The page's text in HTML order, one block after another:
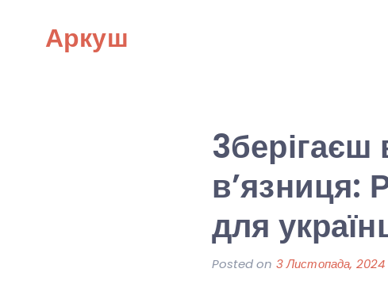
Аркуш
в’язниця:
для
Posted on 3 Листопада, 2024